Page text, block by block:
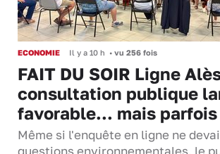
ECONOMIE Il y a 10 h • vu 256 fois
FAIT DU SOIR Ligne
consultation publique
favorable... mais
Même si l'enquête en ligne ne